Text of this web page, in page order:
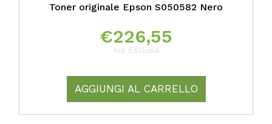
Toner originale Epson S050582 Nero
€226,55
Iva Esclusa
AGGIUNGI AL CARRELLO